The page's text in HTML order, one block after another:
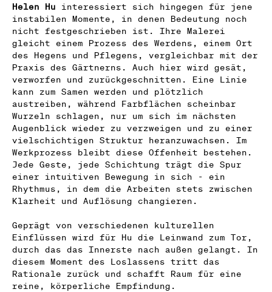
Helen Hu interessiert sich hingegen für jene
instabilen Momente, in denen Bedeutung noch
nicht festgeschrieben ist. Ihre Malerei
gleicht einem Prozess des Werdens, einem Ort
des Hegens und Pflegens, vergleichbar mit der
Praxis des Gärtnerns. Auch hier wird gesät,
verworfen und zurückgeschnitten. Eine Linie
kann zum Samen werden und plötzlich
austreiben, während Farbflächen scheinbar
Wurzeln schlagen, nur um sich im nächsten
Augenblick wieder zu verzweigen und zu einer
vielschichtigen Struktur heranzuwachsen. Im
Werkprozess bleibt diese Offenheit bestehen.
Jede Geste, jede Schichtung trägt die Spur
einer intuitiven Bewegung in sich - ein
Rhythmus, in dem die Arbeiten stets zwischen
Klarheit und Auflösung changieren.
Geprägt von verschiedenen kulturellen
Einflüssen wird für Hu die Leinwand zum Tor,
durch das das Innerste nach außen gelangt. In
diesem Moment des Loslassens tritt das
Rationale zurück und schafft Raum für eine
reine, körperliche Empfindung.